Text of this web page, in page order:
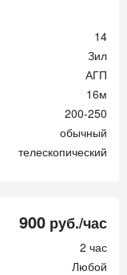
14
Зил
АГП
16м
200-250
обычный
телескопический
900 руб./час
2 час
Любой